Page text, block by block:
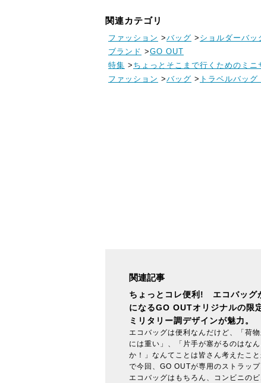
関連カテゴリ
ファッション >バッグ > ショルダーバッ
ブランド >GO OUT
特集 > ちょっとそこまで行くためのミニ
ファッション >バッグ > トラベルバッグ
関連記事
ちょっとコレ便利! エコバッグ
になるGO OUTオリジナルの限
ミリタリー調デザインが魅力。
エコバッグは便利なんだけど、「荷
には重い」、「片手が塞がるのはな
か！」なんてことは皆さん考えたこ
で今回、GO OUTが専用のストラップ
エコバッグはもちろん、コンビニの